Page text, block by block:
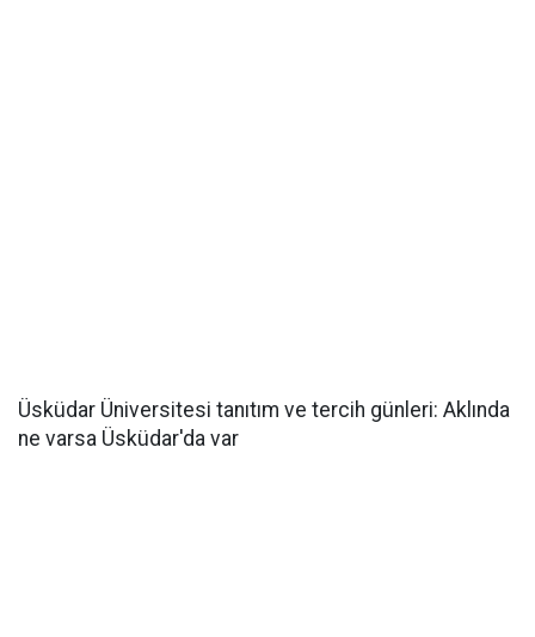
Üsküdar Üniversitesi tanıtım ve tercih günleri: Aklında
ne varsa Üsküdar'da var